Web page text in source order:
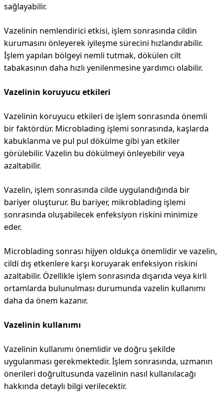
sağlayabilir.
Vazelinin nemlendirici etkisi, işlem sonrasında cildin
kurumasını önleyerek iyileşme sürecini hızlandırabilir.
İşlem yapılan bölgeyi nemli tutmak, dökülen cilt
tabakasının daha hızlı yenilenmesine yardımcı olabilir.
Vazelinin koruyucu etkileri
Vazelinin koruyucu etkileri de işlem sonrasında önemli
bir faktördür. Microblading işlemi sonrasında, kaşlarda
kabuklanma ve pul pul dökülme gibi yan etkiler
görülebilir. Vazelin bu dökülmeyi önleyebilir veya
azaltabilir.
Vazelin, işlem sonrasında cilde uygulandığında bir
bariyer oluşturur. Bu bariyer, mikroblading işlemi
sonrasında oluşabilecek enfeksiyon riskini minimize
eder.
Microblading sonrası hijyen oldukça önemlidir ve vazelin,
cildi dış etkenlere karşı koruyarak enfeksiyon riskini
azaltabilir. Özellikle işlem sonrasında dışarıda veya kirli
ortamlarda bulunulması durumunda vazelin kullanımı
daha da önem kazanır.
Vazelinin kullanımı
Vazelinin kullanımı önemlidir ve doğru şekilde
uygulanması gerekmektedir. İşlem sonrasında, uzmanın
önerileri doğrultusunda vazelinin nasıl kullanılacağı
hakkında detaylı bilgi verilecektir.